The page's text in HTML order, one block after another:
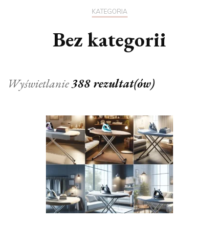
KATEGORIA
Bez kategorii
Wyświetlanie388 rezultat(ów)